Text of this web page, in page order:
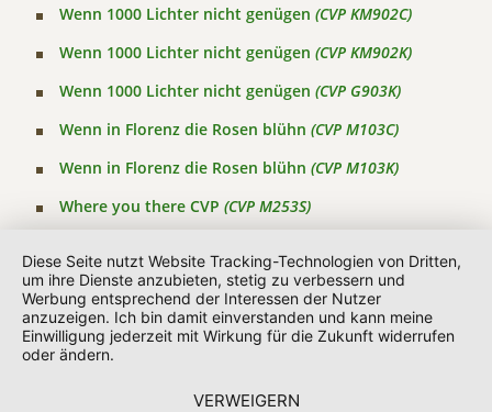
Wenn 1000 Lichter nicht genügen (CVP KM902C)
Wenn 1000 Lichter nicht genügen (CVP KM902K)
Wenn 1000 Lichter nicht genügen (CVP G903K)
Wenn in Florenz die Rosen blühn (CVP M103C)
Wenn in Florenz die Rosen blühn (CVP M103K)
Where you there CVP (CVP M253S)
Winter Wonderland(CVP G901C)
Winter Wonderland (CVP G901K)
Wir sind am Leben
Wir sind am Leben(CVP F104K)
Diese Seite nutzt Website Tracking-Technologien von Dritten,
um ihre Dienste anzubieten, stetig zu verbessern und
Werbung entsprechend der Interessen der Nutzer
anzuzeigen. Ich bin damit einverstanden und kann meine
Einwilligung jederzeit mit Wirkung für die Zukunft widerrufen
oder ändern.
VERWEIGERN